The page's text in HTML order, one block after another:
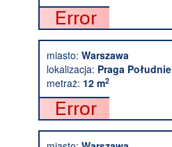
miasto: Warszawa
lokalizacja: Praga Południe
metraż: 12 m2